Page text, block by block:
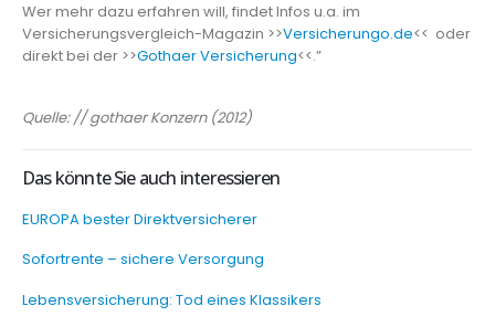
Wer mehr dazu erfahren will, findet Infos u.a. im
Versicherungsvergleich-Magazin >>Versicherungo.de<< oder
direkt bei der >>Gothaer Versicherung<<.”
Quelle: // gothaer Konzern (2012)
Das könnte Sie auch interessieren
EUROPA bester Direktversicherer
Sofortrente – sichere Versorgung
Lebensversicherung: Tod eines Klassikers